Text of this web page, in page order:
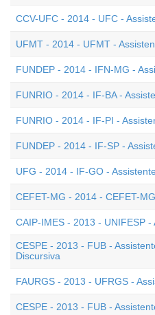
CCV-UFC - 2014 - UFC -
UFMT - 2014 - UFMT -
FUNDEP - 2014 - IFN-MG -
FUNRIO - 2014 - IF-BA -
FUNRIO - 2014 - IF-PI -
FUNDEP - 2014 - IF-SP -
UFG - 2014 - IF-GO -
CEFET-MG - 2014 - CEFET-
CAIP-IMES - 2013 - UNIFESP
CESPE - 2013 - FUB -
Discursiva
FAURGS - 2013 - UFRGS -
CESPE - 2013 - FUB -